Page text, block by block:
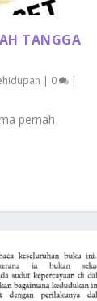
TANGGA
| 0 |
pernah